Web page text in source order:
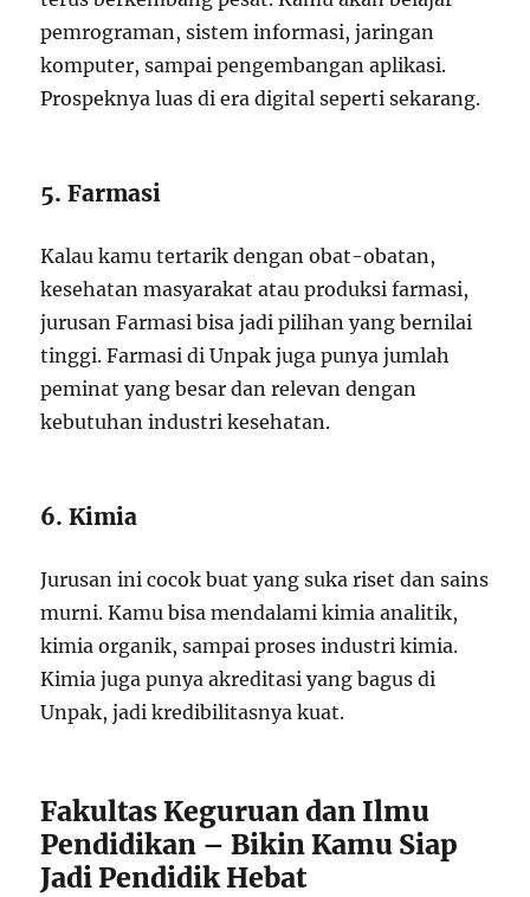
pemrograman, sistem informasi, jaringan
komputer, sampai pengembangan aplikasi.
Prospeknya luas di era digital seperti sekarang.
5. Farmasi
Kalau kamu tertarik dengan obat-obatan,
kesehatan masyarakat atau produksi farmasi,
jurusan Farmasi bisa jadi pilihan yang bernilai
tinggi. Farmasi di Unpak juga punya jumlah
peminat yang besar dan relevan dengan
kebutuhan industri kesehatan.
6. Kimia
Jurusan ini cocok buat yang suka riset dan sains
murni. Kamu bisa mendalami kimia analitik,
kimia organik, sampai proses industri kimia.
Kimia juga punya akreditasi yang bagus di
Unpak, jadi kredibilitasnya kuat.
Fakultas Keguruan dan Ilmu
Pendidikan – Bikin Kamu Siap
Jadi Pendidik Hebat